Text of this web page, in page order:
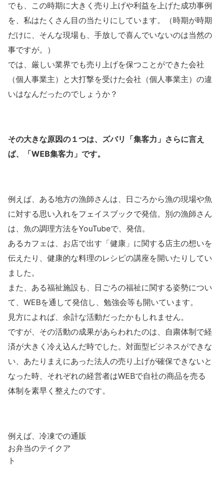
でも、この時期に大きく売り上げや利益を上げた成功事例
を、私はたくさん目の当たりにしています。（時期が時期
だけに、そんな現場も、手放しで喜んでいないのは当然の
事ですが。）
では、厳しい業界でも売り上げを保つことができた会社
（個人事業主）と大打撃を受けた会社（個人事業主）の違
いはなんだったのでしょうか？
その大きな原因の１つは、ズバリ「集客力」さらに言え
ば、「WEB集客力」です。
例えば、ある地方の漁師さんは、日ごろから漁の現場や魚
に対する思い入れをフェイスブックで発信。別の漁師さん
は、魚の調理方法をYouTubeで、発信。
あるカフェは、お店で出す「健康」に関する店主の想いを
伝えたり、健康的な料理のレシピの講座を開いたりしてい
ました。
また、ある福祉施設も、日ごろの福祉に関する姿勢につい
て、WEBを通して発信し、勉強会等も開いています。
見方によれば、余計な活動だったかもしれません。
ですが、その活動の成果があらわれたのは、自粛体制で経
済が大きく冷え込んだ時でした。対面型ビジネスができな
い、あたりまえにあった法人の売り上げが確保できないと
なった時、それぞれの経営者はWEBで自社の商品を売る
体制を素早く整えたのです。
例えば、冷凍での通販
お弁当のテイクア
ト